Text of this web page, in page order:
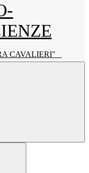
CAVALIERI"